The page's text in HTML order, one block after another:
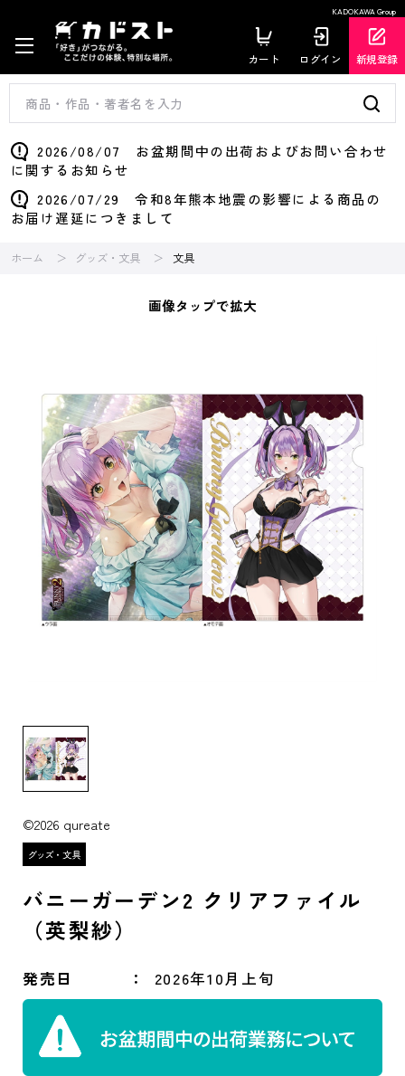
KADOKAWA Group
カート ログイン 新規登録
2026/08/07 お盆期間中の出荷およびお問い合わせ
に関するお知らせ
2026/07/29 令和8年熊本地震の影響による商品の
お届け遅延につきまして
ホーム グッズ・文具 文具
画像タップで拡大
©2026 qureate
バニーガーデン2 クリアファイル
（英梨紗）
発売日 2026年10月上旬